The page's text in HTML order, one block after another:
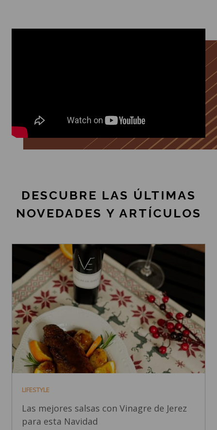
DESCUBRE LAS ÚLTIMAS
NOVEDADES Y ARTÍCULOS
LIFESTYLE
Las mejores salsas con Vinagre de Jerez
para esta Navidad